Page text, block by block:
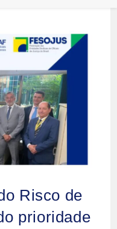
Risco de
prioridade